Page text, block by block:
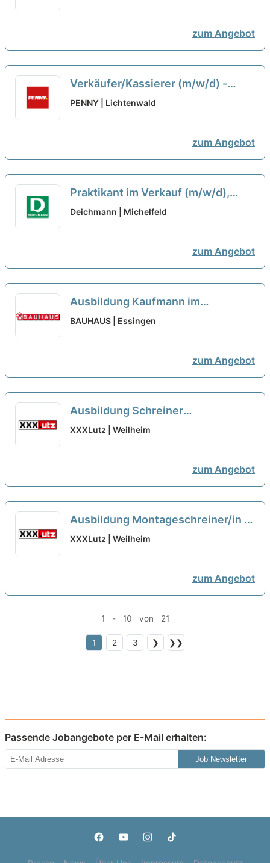
zum Angebot
Verkäufer/Kassierer (m/w/d) -
Teilzeit Penny Markt GmbH
PENNY | Lichtenwald
zum Angebot
Praktikant im Verkauf (m/w/d),
Murrhardt
Deichmann | Michelfeld
zum Angebot
Ausbildung Kaufmann im
Einzelhandel oder Verkäufer
BAUHAUS | Essingen
zum Angebot
Ausbildung Schreiner
Möbelmontage Küchen 2026
XXXLutz | Weilheim
zum Angebot
Ausbildung Montageschreiner/in /
Fachkraft für Möbel-, Küchen- &
XXXLutz | Weilheim
zum Angebot
1 - 10 von 21
1 2 3 ❯ ❯❯
Passende Jobangebote per E-Mail erhalten:
Job Newsletter